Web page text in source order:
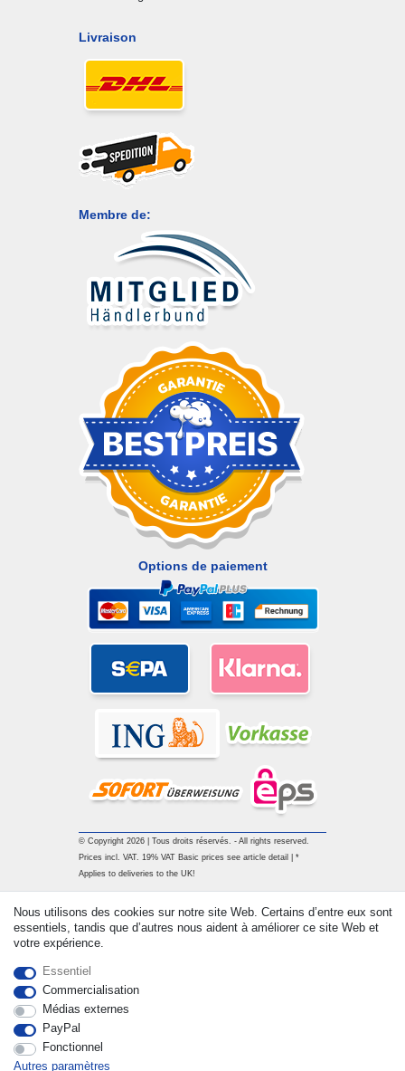
Livraison
Membre de:
Options de paiement
© Copyright 2026 | Tous droits réservés. - All rights reserved.
Prices incl. VAT. 19% VAT Basic prices see article detail | *
Applies to deliveries to the UK!
Nous utilisons des cookies sur notre site Web. Certains d’entre eux sont
essentiels, tandis que d’autres nous aident à améliorer ce site Web et
votre expérience.
Essentiel
Commercialisation
Médias externes
PayPal
Fonctionnel
Autres paramètres
Rétracter le contrat ici Contact